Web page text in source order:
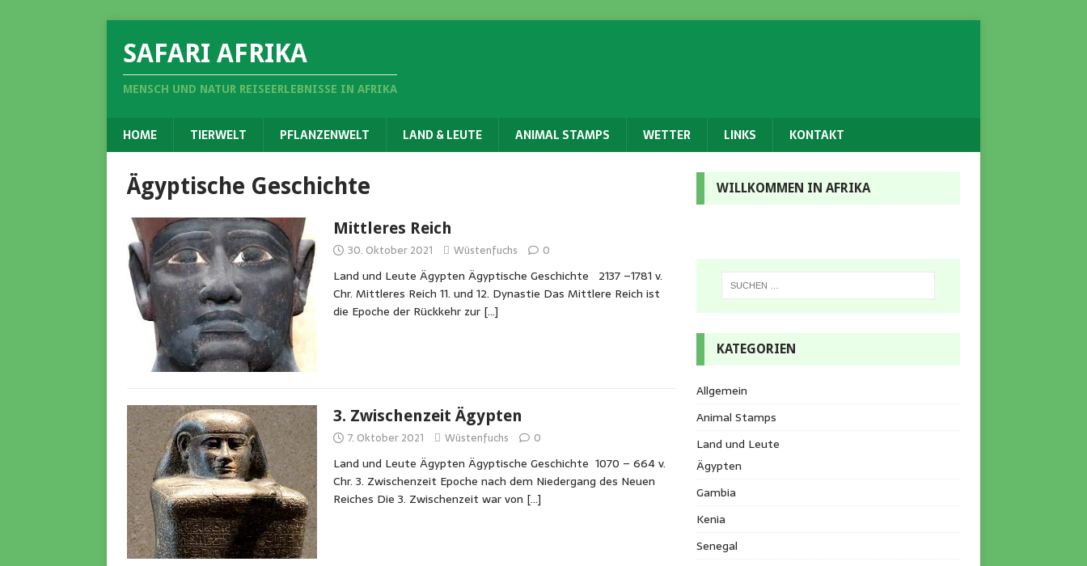
SAFARI AFRIKA
MENSCH UND NATUR REISEERLEBNISSE IN AFRIKA
HOME TIERWELT PFLANZENWELT LAND & LEUTE ANIMAL STAMPS WETTER LINKS KONTAKT
Ägyptische Geschichte
Mittleres Reich
30. Oktober 2021 Wüstenfuchs 0
Land und Leute Ägypten Ägyptische Geschichte 2137 –1781 v.
Chr. Mittleres Reich 11. und 12. Dynastie Das Mittlere Reich ist
die Epoche der Rückkehr zur […]
3. Zwischenzeit Ägypten
7. Oktober 2021 Wüstenfuchs 0
Land und Leute Ägypten Ägyptische Geschichte 1070 – 664 v.
Chr. 3. Zwischenzeit Epoche nach dem Niedergang des Neuen
Reiches Die 3. Zwischenzeit war von […]
WILLKOMMEN IN AFRIKA
KATEGORIEN
Allgemein
Animal Stamps
Land und Leute
Ägypten
Gambia
Kenia
Senegal